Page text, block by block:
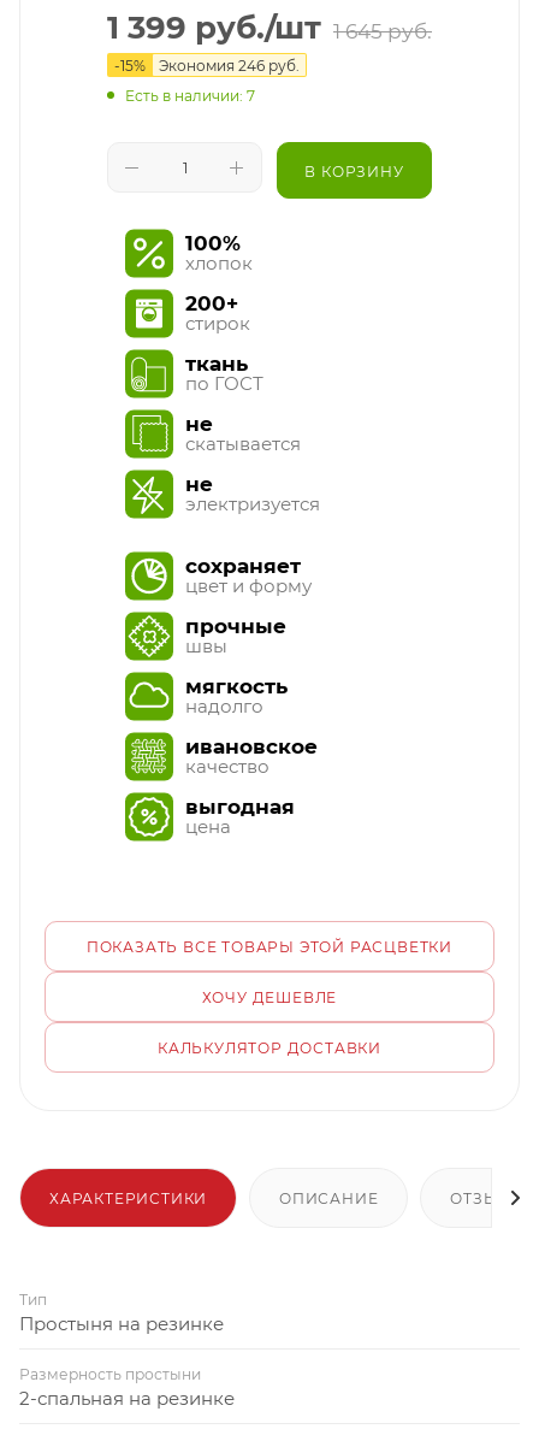
1 399 руб./шт 1 645руб.
-15% Экономия 246 руб.
Есть в наличии: 7
В КОРЗИНУ
100%
хлопок
200+
стирок
ткань
по ГОСТ
не
скатывается
не
электризуется
сохраняет
цвет и форму
прочные
швы
мягкость
надолго
ивановское
качество
выгодная
цена
ПОКАЗАТЬ ВСЕ ТОВАРЫ ЭТОЙ РАСЦВЕТКИ
ХОЧУ ДЕШЕВЛЕ
КАЛЬКУЛЯТОР ДОСТАВКИ
ХАРАКТЕРИСТИКИ ОПИСАНИЕ ОТЗЫВЫ
Тип
Простыня на резинке
Размерность простыни
2-спальная на резинке